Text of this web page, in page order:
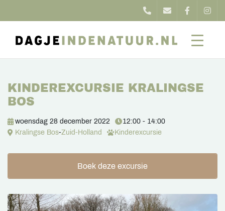
KINDEREXCURSIE KRALINGSE
BOS
woensdag 28 december 2022
12:00 - 14:00
Kralingse Bos-Zuid-Holland Kinderexcursie
Boek deze excursie